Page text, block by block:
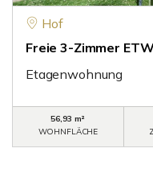
Hof
Freie 3-Zimmer
Etagenwohnung
56,93 m²
WOHNFLÄCHE